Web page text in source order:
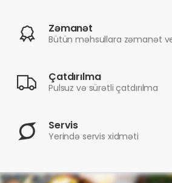
Zəmanət
Bütün məhsullara zəmanət
Çatdırılma
Pulsuz və sürətli çatdırılma
Servis
Yerində servis xidməti